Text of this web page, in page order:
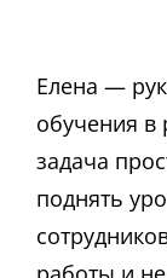
Елена —
обучения в
задача
поднять